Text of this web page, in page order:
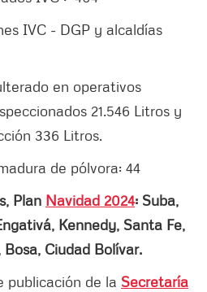
IVC - DGP y alcaldías
en operativos
21.546 Litros y
336 Litros.
de pólvora: 44
Plan Navidad 2024: Suba,
Kennedy, Santa Fe,
Ciudad Bolívar.
publicación de la Secretaría